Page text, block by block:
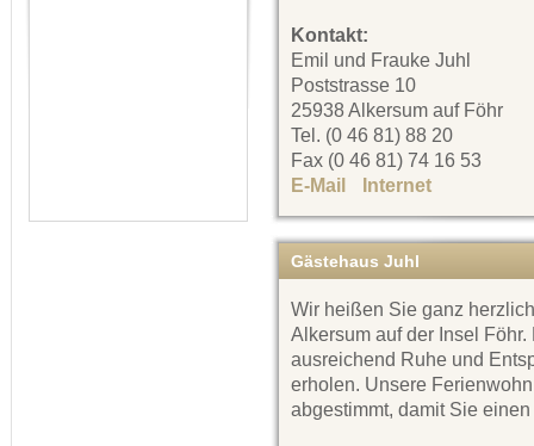
Kontakt:
Emil und Frauke Juhl
Poststrasse 10
25938 Alkersum auf Föhr
Tel. (0 46 81) 88 20
Fax (0 46 81) 74 16 53
E-Mail
Internet
Gästehaus Juhl
Wir heißen Sie ganz
Alkersum auf der Insel
ausreichend Ruhe und
erholen. Unsere
abgestimmt, damit Sie